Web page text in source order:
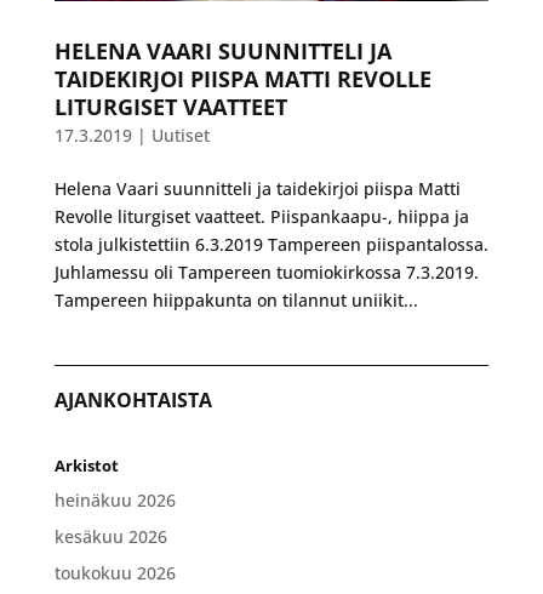
HELENA VAARI SUUNNITTELI JA
TAIDEKIRJOI PIISPA MATTI REVOLLE
LITURGISET VAATTEET
17.3.2019| Uutiset
Helena Vaari suunnitteli ja taidekirjoi piispa Matti
Revolle liturgiset vaatteet. Piispankaapu-, hiippa ja
stola julkistettiin 6.3.2019 Tampereen piispantalossa.
Juhlamessu oli Tampereen tuomiokirkossa 7.3.2019.
Tampereen hiippakunta on tilannut uniikit...
AJANKOHTAISTA
Arkistot
heinäkuu 2026
kesäkuu 2026
toukokuu 2026